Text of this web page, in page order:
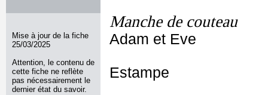
Mise à jour de la fiche
25/03/2025
Attention, le contenu de
cette fiche ne reflète
pas nécessairement le
dernier état du savoir.
Manche de couteau
Adam et Eve
Estampe